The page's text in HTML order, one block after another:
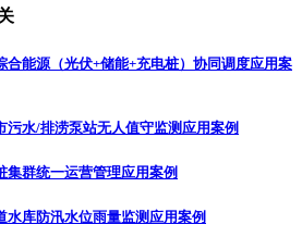
合能源（光伏+储能+充电桩）协同调度应用案
污水/排涝泵站无人值守监测应用案例
集群统一运营管理应用案例
水库防汛水位雨量监测应用案例